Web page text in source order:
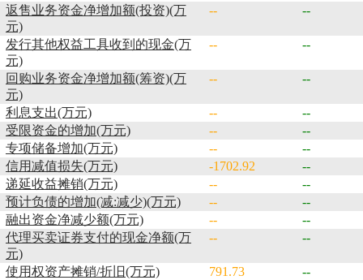
返售业务资金净增加额(投资)(万
元)
-- --
发行其他权益工具收到的现金(万
元)
-- --
回购业务资金净增加额(筹资)(万
元)
-- --
利息支出(万元) --
--
受限资金的增加(万元)
--
--
专项储备增加(万元)
--
--
信用减值损失(万元)
-1702.92
--
递延收益摊销(万元)
--
--
预计负债的增加(减:减少)(万元)
--
--
融出资金净减少额(万元)
--
--
代理买卖证券支付的现金净额(万
元)
-- --
使用权资产摊销/折旧(万元) 791.73
--